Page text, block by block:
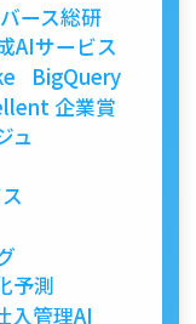
ース総研
AIサービス
BigQuery
企業賞
ュ
予測
入管理AI